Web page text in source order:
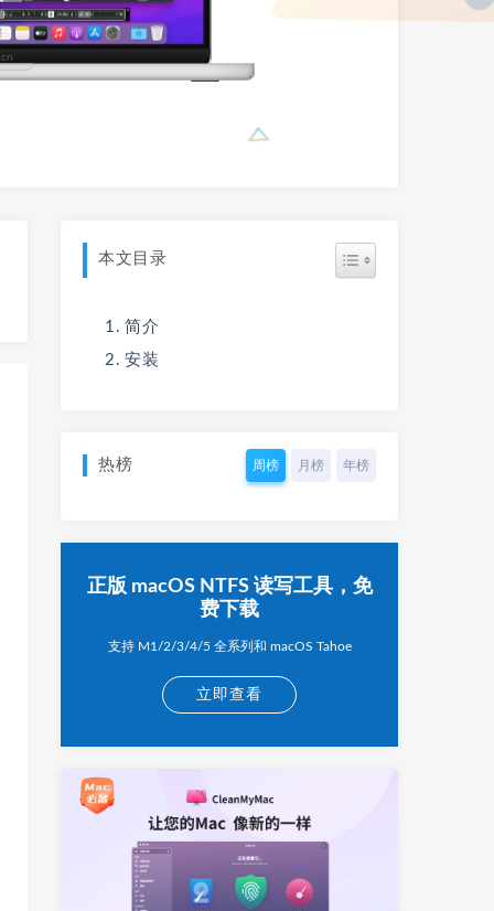
本文目录
简介
安装
热榜 周榜 月榜 年榜
正版 macOS NTFS 读写工具，免
费下载
支持 M1/2/3/4/5 全系列和 macOS Tahoe
立即查看